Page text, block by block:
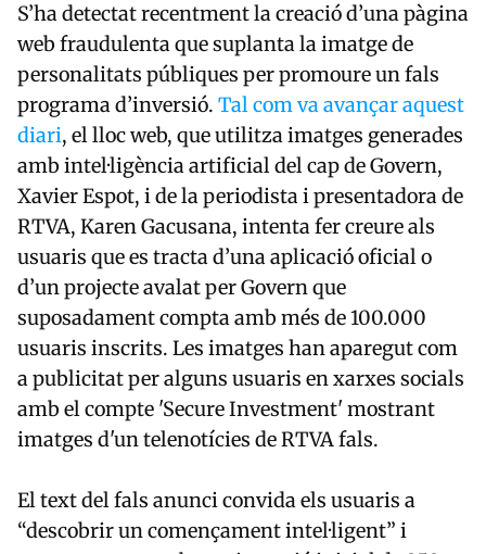
S’ha detectat recentment la creació d’una pàgina
web fraudulenta que suplanta la imatge de
personalitats públiques per promoure un fals
programa d’inversió. Tal com va avançar aquest
diari, el lloc web, que utilitza imatges generades
amb intel·ligència artificial del cap de Govern,
Xavier Espot, i de la periodista i presentadora de
RTVA, Karen Gacusana, intenta fer creure als
usuaris que es tracta d’una aplicació oficial o
d’un projecte avalat per Govern que
suposadament compta amb més de 100.000
usuaris inscrits. Les imatges han aparegut com
a publicitat per alguns usuaris en xarxes socials
amb el compte 'Secure Investment' mostrant
imatges d'un telenotícies de RTVA fals.
El text del fals anunci convida els usuaris a
“descobrir un començament intel·ligent” i